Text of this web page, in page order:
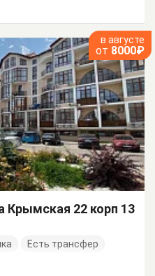
в августе
от 8000₽
Крымская 22 корп 13
Есть трансфер